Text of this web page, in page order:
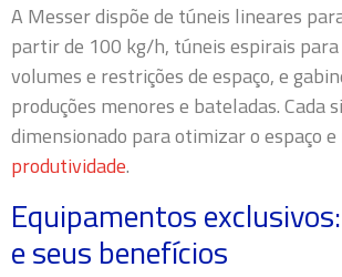
A Messer dispõe de túneis lineares
partir de 100 kg/h, túneis espirais
volumes e restrições de espaço, e
produções menores e bateladas. Cada
dimensionado para otimizar o espaço
produtividade.
Equipamentos
e seus benefícios